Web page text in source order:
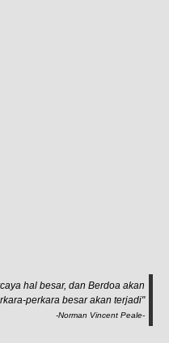
hal besar, dan Berdoa akan
perkara besar akan terjadi"
-Norman Vincent Peale-